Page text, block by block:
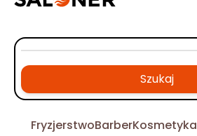
Szukaj
FryzjerstwoBarberKosmetyka